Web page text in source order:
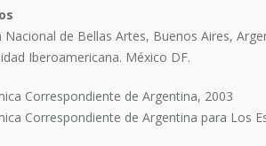
Nacional de Bellas Artes, Buenos Aires,
Iberoamericana. México DF.
Correspondiente de Argentina, 2003
Correspondiente de Argentina para Los